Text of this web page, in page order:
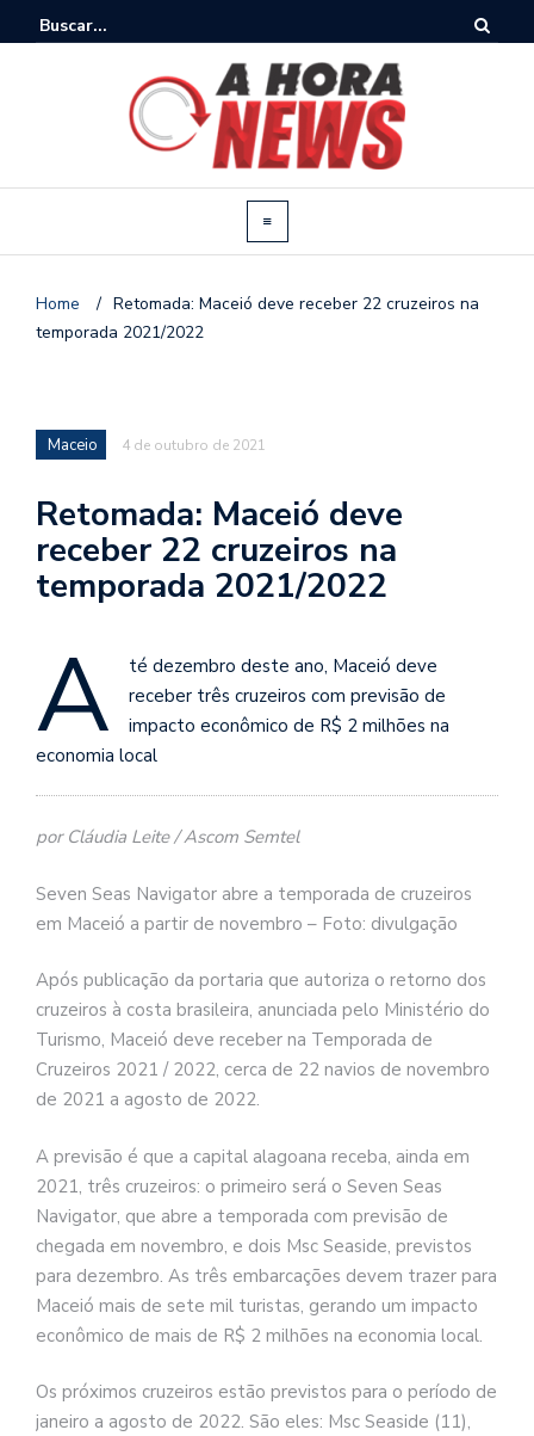
Home / Retomada: Maceió deve receber 22 cruzeiros na
temporada 2021/2022
Maceio 4 de outubro de 2021
Retomada: Maceió deve
receber 22 cruzeiros na
temporada 2021/2022
A
té dezembro deste ano, Maceió deve
receber três cruzeiros com previsão de
impacto econômico de R$ 2 milhões na
economia local
por Cláudia Leite / Ascom Semtel
Seven Seas Navigator abre a temporada de cruzeiros
em Maceió a partir de novembro – Foto: divulgação
Após publicação da portaria que autoriza o retorno dos
cruzeiros à costa brasileira, anunciada pelo Ministério do
Turismo, Maceió deve receber na Temporada de
Cruzeiros 2021 / 2022, cerca de 22 navios de novembro
de 2021 a agosto de 2022.
A previsão é que a capital alagoana receba, ainda em
2021, três cruzeiros: o primeiro será o Seven Seas
Navigator, que abre a temporada com previsão de
chegada em novembro, e dois Msc Seaside, previstos
para dezembro. As três embarcações devem trazer para
Maceió mais de sete mil turistas, gerando um impacto
econômico de mais de R$ 2 milhões na economia local.
Os próximos cruzeiros estão previstos para o período de
janeiro a agosto de 2022. São eles: Msc Seaside (11),